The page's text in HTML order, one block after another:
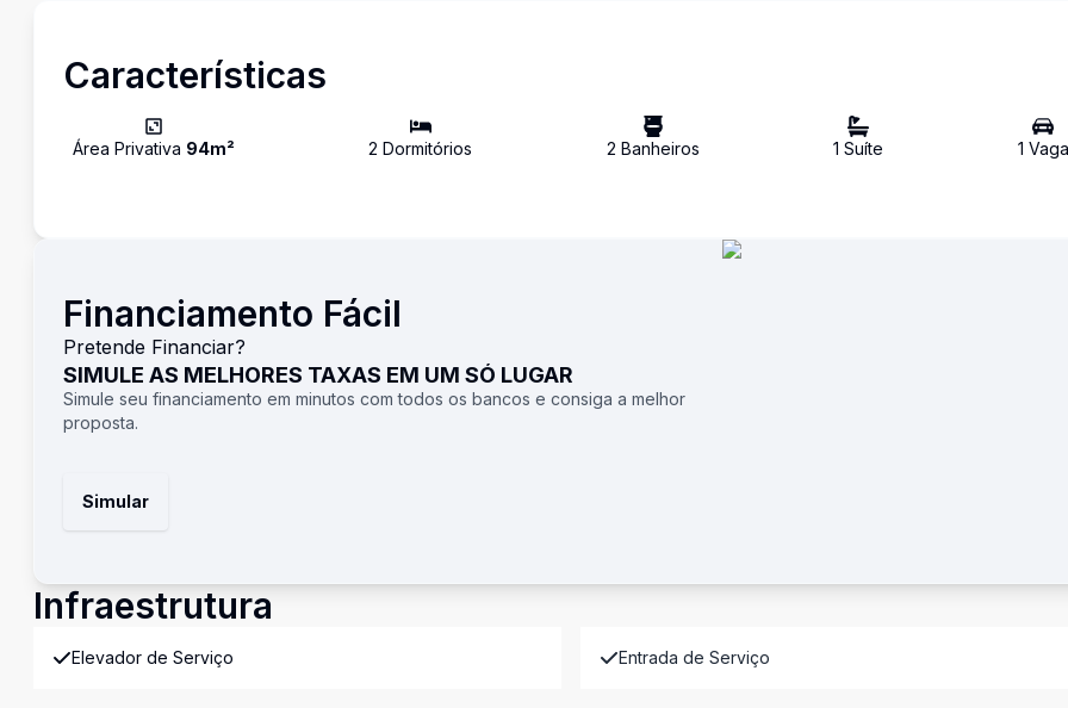
Características
Área Privativa 94m² 2 Dormitórios 2 Banheiros 1 Suíte 1 Vaga
Financiamento Fácil
Pretende Financiar?
SIMULE AS MELHORES TAXAS EM UM SÓ LUGAR
Simule seu financiamento em minutos com todos os bancos e consiga a melhor
proposta.
Simular
Infraestrutura
Elevador de Serviço Entrada de Serviço